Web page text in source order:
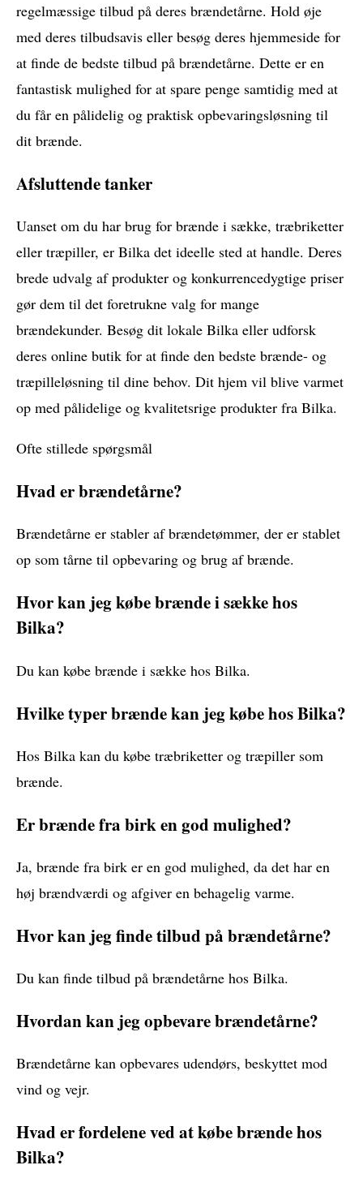
regelmæssige tilbud på deres brændetårne. Hold øje
med deres tilbudsavis eller besøg deres hjemmeside for
at finde de bedste tilbud på brændetårne. Dette er en
fantastisk mulighed for at spare penge samtidig med at
du får en pålidelig og praktisk opbevaringsløsning til
dit brænde.
Afsluttende tanker
Uanset om du har brug for brænde i sække, træbriketter
eller træpiller, er Bilka det ideelle sted at handle. Deres
brede udvalg af produkter og konkurrencedygtige priser
gør dem til det foretrukne valg for mange
brændekunder. Besøg dit lokale Bilka eller udforsk
deres online butik for at finde den bedste brænde- og
træpilleløsning til dine behov. Dit hjem vil blive varmet
op med pålidelige og kvalitetsrige produkter fra Bilka.
Ofte stillede spørgsmål
Hvad er brændetårne?
Brændetårne er stabler af brændetømmer, der er stablet
op som tårne til opbevaring og brug af brænde.
Hvor kan jeg købe brænde i sække hos
Bilka?
Du kan købe brænde i sække hos Bilka.
Hvilke typer brænde kan jeg købe hos Bilka?
Hos Bilka kan du købe træbriketter og træpiller som
brænde.
Er brænde fra birk en god mulighed?
Ja, brænde fra birk er en god mulighed, da det har en
høj brændværdi og afgiver en behagelig varme.
Hvor kan jeg finde tilbud på brændetårne?
Du kan finde tilbud på brændetårne hos Bilka.
Hvordan kan jeg opbevare brændetårne?
Brændetårne kan opbevares udendørs, beskyttet mod
vind og vejr.
Hvad er fordelene ved at købe brænde hos
Bilka?